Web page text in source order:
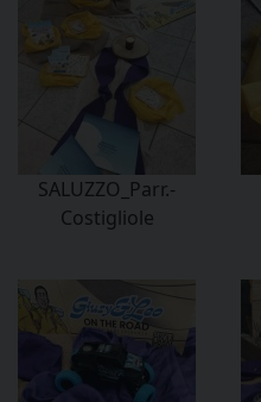
SALUZZO_Parr.-
Costigliole